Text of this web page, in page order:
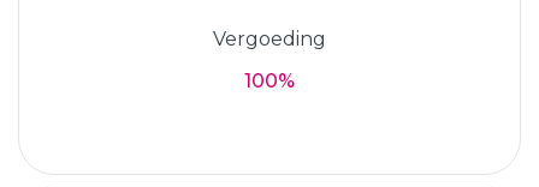
Vergoeding
100%